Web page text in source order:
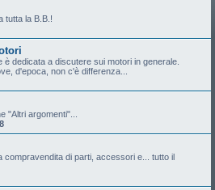
tutta la B.B.!
è dedicata a discutere sui motori in generale.
d'epoca, non c'è differenza...
"Altri argomenti"...
compravendita di parti, accessori e... tutto il